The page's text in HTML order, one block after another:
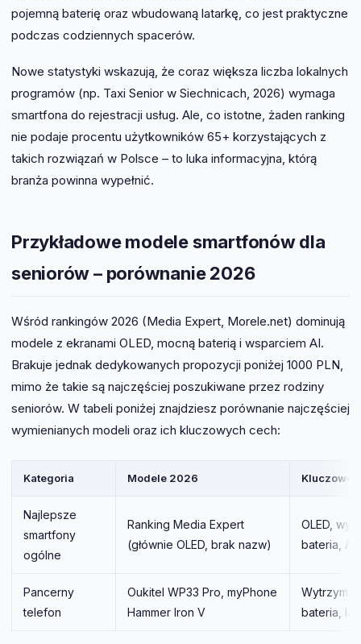
pojemną baterię oraz wbudowaną latarkę, co jest praktyczne
podczas codziennych spacerów.
Nowe statystyki wskazują, że coraz większa liczba lokalnych
programów (np. Taxi Senior w Siechnicach, 2026) wymaga
smartfona do rejestracji usług. Ale, co istotne, żaden ranking
nie podaje procentu użytkowników 65+ korzystających z
takich rozwiązań w Polsce – to luka informacyjna, którą
branża powinna wypełnić.
Przykładowe modele smartfonów dla
seniorów – porównanie 2026
Wśród rankingów 2026 (Media Expert, Morele.net) dominują
modele z ekranami OLED, mocną baterią i wsparciem AI.
Brakuje jednak dedykowanych propozycji poniżej 1000 PLN,
mimo że takie są najczęściej poszukiwane przez rodziny
seniorów. W tabeli poniżej znajdziesz porównanie najczęściej
wymienianych modeli oraz ich kluczowych cech:
Kategoria Modele 2026 Kluczowe
Najlepsze
smartfony
ogólne
Ranking Media Expert
(głównie OLED, brak nazw)
OLED,
bateria, AI
Pancerny
telefon
Oukitel WP33 Pro, myPhone
Hammer Iron V
bateria,